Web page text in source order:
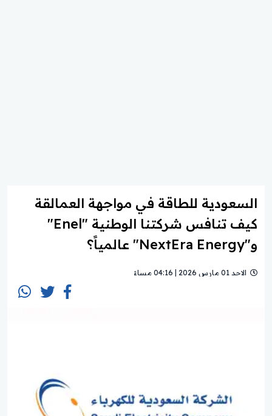
السعودية للطاقة في مواجهة العمالقة
كيف تنافس شركتنا الوطنية "Enel"
و"NextEra Energy" عالمياً؟
الاحد 01 مارس 2026 | 04:16 مساءً